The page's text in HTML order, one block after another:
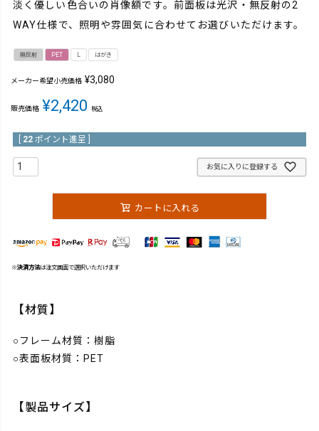
淡く優しい色合いの肖像額です。前面板は光沢・無反射の2
WAY仕様で、照明や雰囲気に合わせてお選びいただけます。
無反射 PET L はがき
メーカー希望小売価格 ¥3,080
販売価格 ¥2,420 税込
22 ポイント進呈 ]
お気に入りに登録する
カートに入れる
※決済方法は注文画面で選択いただけます
【材質】
○フレーム材質：樹脂
○表面板材質：PET
【製品サイズ】